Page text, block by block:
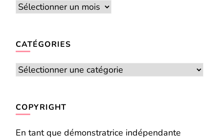
Archives
CATÉGORIES
Catégories
COPYRIGHT
En tant que démonstratrice indépendante